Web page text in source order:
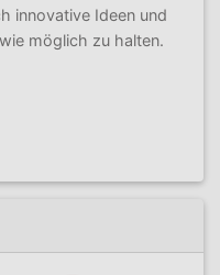
innovative Ideen und
möglich zu halten.